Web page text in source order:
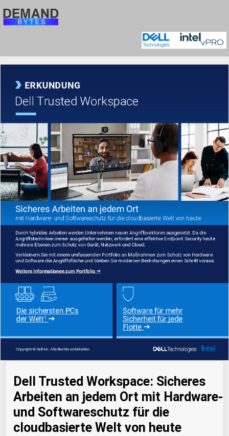
Dell Trusted Workspace: Sicheres
Arbeiten an jedem Ort mit Hardware-
und Softwareschutz für die
cloudbasierte Welt von heute